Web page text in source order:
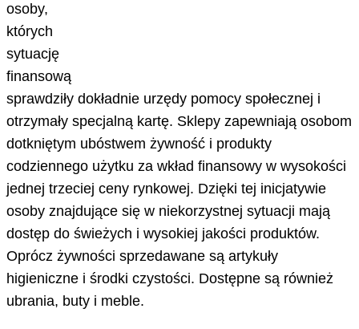
osoby,
których
sytuację
finansową
sprawdziły dokładnie urzędy pomocy społecznej i
otrzymały specjalną kartę. Sklepy zapewniają osobom
dotkniętym ubóstwem żywność i produkty
codziennego użytku za wkład finansowy w wysokości
jednej trzeciej ceny rynkowej. Dzięki tej inicjatywie
osoby znajdujące się w niekorzystnej sytuacji mają
dostęp do świeżych i wysokiej jakości produktów.
Oprócz żywności sprzedawane są artykuły
higieniczne i środki czystości. Dostępne są również
ubrania, buty i meble.